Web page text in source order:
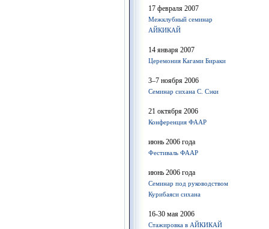
17 февраля 2007
Межклубный семинар
АЙКИКАЙ
14 января 2007
Церемония Кагами Бираки
3–7 ноября 2006
Семинар сихана С. Сэки
21 октября 2006
Конференция ФААР
июнь 2006 года
Фестиваль ФААР
июнь 2006 года
Семинар под руководством
Курибаяси сихана
16-30 мая 2006
Стажировка в АЙКИКАЙ